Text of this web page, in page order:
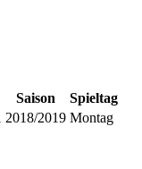
Saison
Spieltag
2018/2019 Montag